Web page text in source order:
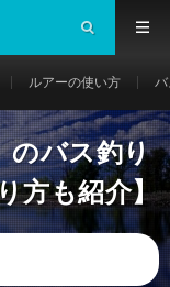
ルアーの使い方
のバス釣り
方も紹介】